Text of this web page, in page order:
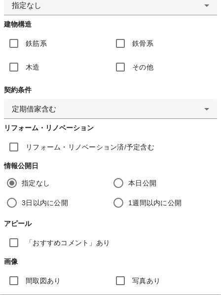
指定なし
建物構造
鉄筋系 鉄骨系
木造 その他
契約条件
定期借家含む
リフォーム・リノベーション
リフォーム・リノベーション済/予定含む
情報公開日
指定なし 本日公開
3日以内に公開 1週間以内に公開
アピール
「おすすめコメント」あり
画像
間取図あり 写真あり